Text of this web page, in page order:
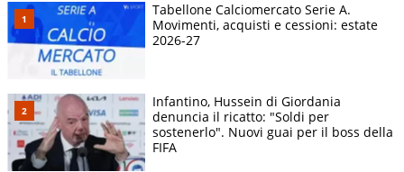
Tabellone Calciomercato Serie A.
Movimenti, acquisti e cessioni: estate
2026-27
Infantino, Hussein di Giordania
denuncia il ricatto: "Soldi per
sostenerlo". Nuovi guai per il boss della
FIFA